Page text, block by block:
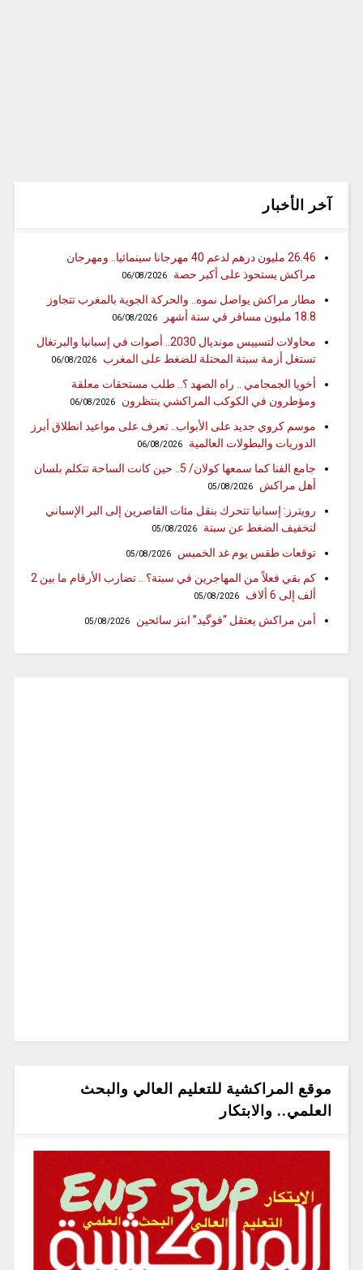
آخر الأخبار
26.46 مليون درهم لدعم 40 مهرجانا سينمائيا.. ومهرجان
مراكش يستحوذ على أكبر حصة
06/08/2026
مطار مراكش يواصل نموه.. والحركة الجوية بالمغرب تتجاوز
18.8 مليون مسافر في ستة أشهر
06/08/2026
محاولات لتسييس مونديال 2030.. أصوات في إسبانيا والبرتغال
تستغل أزمة سبتة المحتلة للضغط على المغرب
06/08/2026
أخويا الجمجامي .. راه الصهد ؟.. طلب مستحقات معلقة
ومؤطرون في الكوكب المراكشي ينتظرون
06/08/2026
موسم كروي جديد على الأبواب.. تعرف على مواعيد انطلاق أبرز
الدوريات والبطولات العالمية
06/08/2026
جامع الفنا كما سمعها كولان/ 5.. حين كانت الساحة تتكلم بلسان
أهل مراكش
05/08/2026
رويترز: إسبانيا تتحرك بنقل مئات القاصرين إلى البر الإسباني
لتخفيف الضغط عن سبتة
05/08/2026
توقعات طقس يوم غد الخميس 05/08/2026
كم بقي فعلاً من المهاجرين في سبتة؟ .. تضارب الأرقام ما بين 2
ألف إلى 6 ألاف
05/08/2026
أمن مراكش يعتقل “فوگيد” ابتز سائحين 05/08/2026
موقع المراكشية للتعليم العالي والبحث
العلمي.. والابتكار